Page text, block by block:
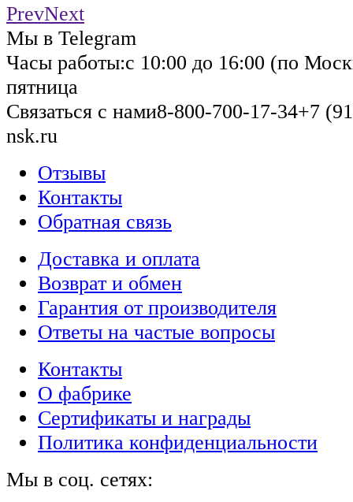
PrevNext
Мы в Telegram
Часы работы:с 10:00 до 16:00 (по
пятница
Связаться с нами8-800-700-17-34+7
nsk.ru
Отзывы
Контакты
Обратная связь
Доставка и оплата
Возврат и обмен
Гарантия от производителя
Ответы на частые вопросы
Контакты
О фабрике
Сертификаты и награды
Политика конфиденциальности
Мы в соц. сетях: